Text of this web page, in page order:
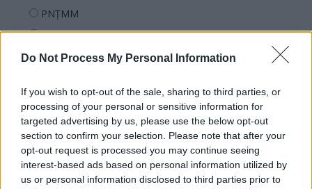
Do Not Process My Personal Information
If you wish to opt-out of the sale, sharing to third parties, or
processing of your personal or sensitive information for
targeted advertising by us, please use the below opt-out
section to confirm your selection. Please note that after your
opt-out request is processed you may continue seeing
interest-based ads based on personal information utilized by
us or personal information disclosed to third parties prior to
PNȚMM
REPER
SENS
POT (Gavrilă)
PACE (Peia)
Acțiunea Conservatoare (Târziu)
PDF (Lazarus)
PUSL (D. Voiculescu)